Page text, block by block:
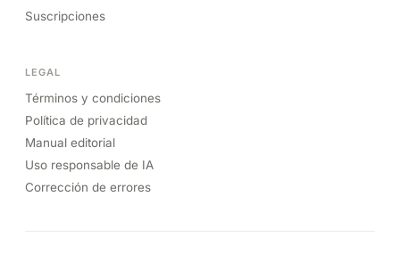
Suscripciones
LEGAL
Términos y condiciones
Política de privacidad
Manual editorial
Uso responsable de IA
Corrección de errores